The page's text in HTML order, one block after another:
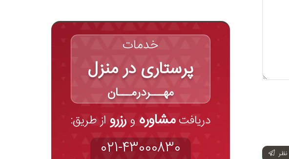
خدمات
پرستاری در منزل
مهـــردرمـــان
دریافتمشاوره و رزرو از طریق:
021-43000830